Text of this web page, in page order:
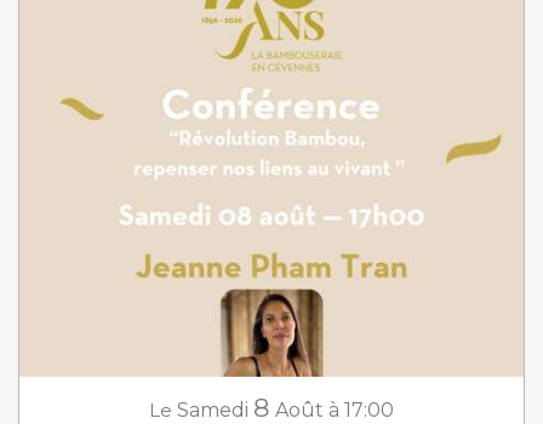
Le Samedi 8 Août à 17:00